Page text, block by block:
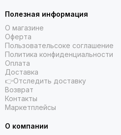
Полезная информация
О магазине
Оферта
Пользовательсоке соглашение
Политика конфиденциальности
Оплата
Доставка
👉Отследить доставку
Возврат
Контакты
Маркетплейсы
О компании